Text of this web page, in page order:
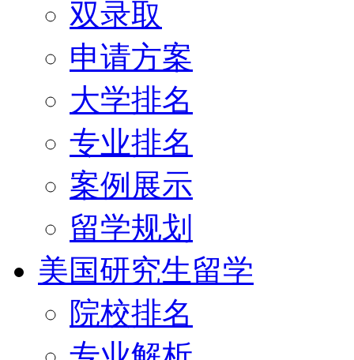
双录取
申请方案
大学排名
专业排名
案例展示
留学规划
美国研究生留学
院校排名